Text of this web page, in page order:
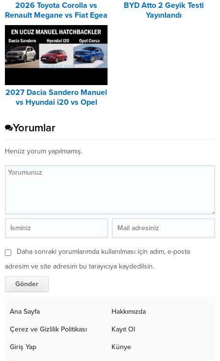
2026 Toyota Corolla vs
Renault Megane vs Fiat Egea
DCT Karşılaştırması
BYD Atto 2 Geyik Testi
Yayınlandı
2027 Dacia Sandero Manuel
vs Hyundai i20 vs Opel
Yorumlar
Henüz yorum yapılmamış.
Daha sonraki yorumlarımda kullanılması için adım, e-posta
adresim ve site adresim bu tarayıcıya kaydedilsin.
Ana Sayfa Hakkımızda
Çerez ve Gizlilik Politikası Kayıt Ol
Giriş Yap Künye